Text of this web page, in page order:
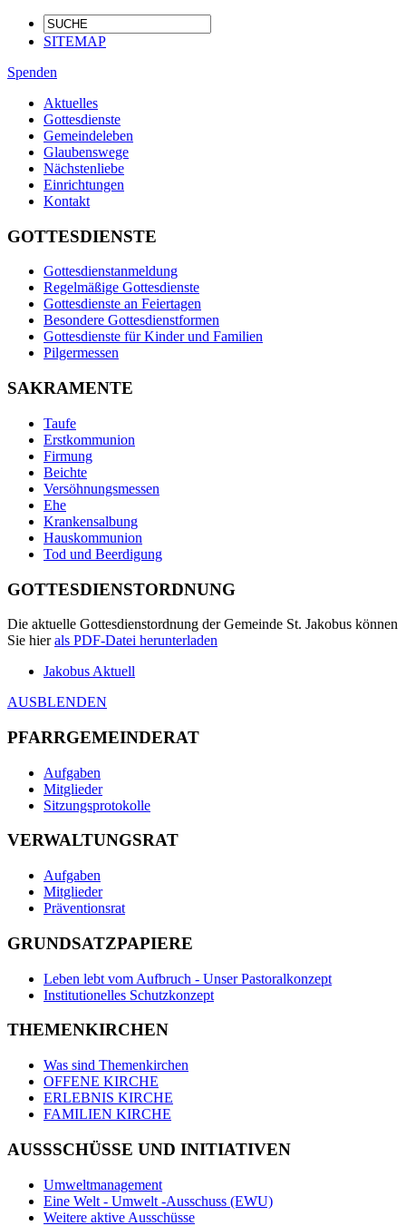
SITEMAP
Spenden
Aktuelles
Gottesdienste
Gemeindeleben
Glaubenswege
Nächstenliebe
Einrichtungen
Kontakt
GOTTESDIENSTE
Gottesdienstanmeldung
Regelmäßige Gottesdienste
Gottesdienste an Feiertagen
Besondere Gottesdienstformen
Gottesdienste für Kinder und Familien
Pilgermessen
SAKRAMENTE
Taufe
Erstkommunion
Firmung
Beichte
Versöhnungsmessen
Ehe
Krankensalbung
Hauskommunion
Tod und Beerdigung
GOTTESDIENSTORDNUNG
Die aktuelle Gottesdienstordnung der Gemeinde St. Jakobus können
Sie hierals PDF-Datei herunterladen
Jakobus Aktuell
AUSBLENDEN
PFARRGEMEINDERAT
Aufgaben
Mitglieder
Sitzungsprotokolle
VERWALTUNGSRAT
Aufgaben
Mitglieder
Präventionsrat
GRUNDSATZPAPIERE
Leben lebt vom Aufbruch - Unser Pastoralkonzept
Institutionelles Schutzkonzept
THEMENKIRCHEN
Was sind Themenkirchen
OFFENE KIRCHE
ERLEBNIS KIRCHE
FAMILIEN KIRCHE
AUSSSCHÜSSE UND INITIATIVEN
Umweltmanagement
Eine Welt - Umwelt -Ausschuss (EWU)
Weitere aktive Ausschüsse